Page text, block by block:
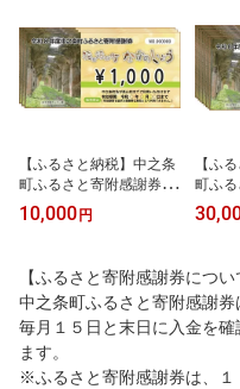
【ふるさと納税】中之条
町ふるさと寄附感謝券30
00円分
10,000 円
【ふ
町ふ
00円分
【ふるさと寄附感謝券につい
中之条町ふるさと寄附感謝券
毎月１５日と末日に入金を
ます。
※ふるさと寄附感謝券は、１